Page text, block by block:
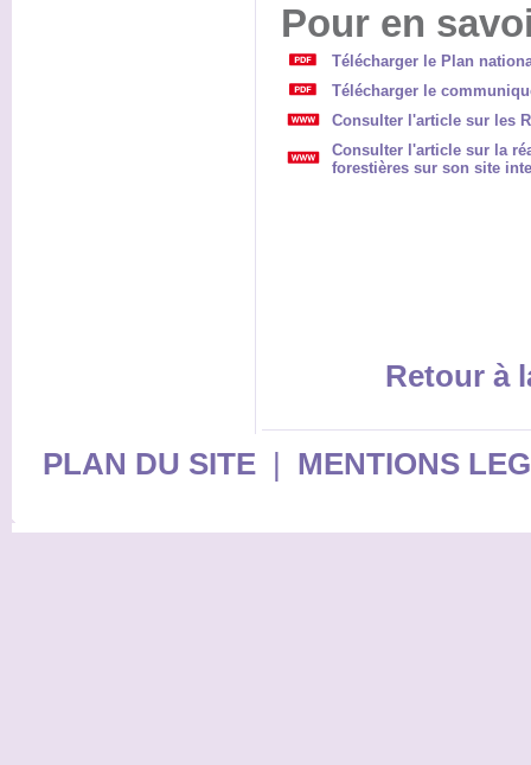
Pour en
Télécharger le Plan
Télécharger le
Consulter l'article sur les
Consulter l'article sur la
forestières sur son site
Retour à
PLAN DU SITE| MENTIONS